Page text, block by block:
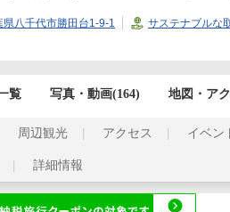
八千代市勝田台1-9-1 サステナブルな
覧 写真・動画(164) 地図・ア
周辺観光 アクセス イベン
詳細情報